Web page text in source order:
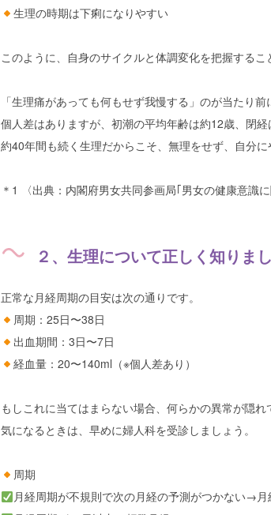
生理の時期は下痢になりやすい
このように、自身のサイクルと体調変化を把握する
「生理痛があっても何もせず我慢する」のが当たり
個人差はありますが、初潮の平均年齢は約12歳、閉経
約40年間も続く生理だからこそ、無理をせず、自分
＊1 〈出典：内閣府男女共同参画局｢男女の健康意識
２、生理について正しく知りま
正常な月経周期の目安は次の通りです。
周期：25日〜38日
出血期間：3日〜7日
経血量：20〜140ml（※個人差あり）
もしこれに当てはまらない場合、何らかの異常が隠れ
気になるときは、早めに婦人科を受診しましょう。
周期
月経周期が不規則で次の月経の予測がつかない→月